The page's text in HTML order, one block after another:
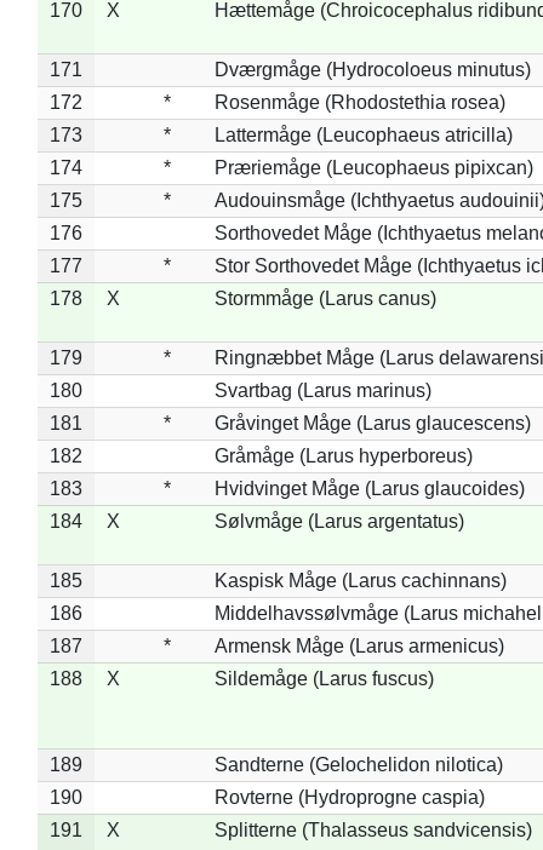
170
X Hættemåge (Chroicocephalus
171
Dværgmåge (Hydrocoloeus minutus)
172
*
Rosenmåge (Rhodostethia rosea)
173
*
Lattermåge (Leucophaeus atricilla)
174
*
Præriemåge (Leucophaeus pipixcan)
175
*
Audouinsmåge (Ichthyaetus
176
Sorthovedet Måge (Ichthyaetus
177
*
Stor Sorthovedet Måge (Ichthyaetus
178
X Stormmåge (Larus canus)
179 *
Ringnæbbet Måge (Larus
180
Svartbag (Larus marinus)
181
*
Gråvinget Måge (Larus glaucescens)
182
Gråmåge (Larus hyperboreus)
183
*
Hvidvinget Måge (Larus glaucoides)
184
X Sølvmåge (Larus argentatus)
185
Kaspisk Måge (Larus cachinnans)
186
Middelhavssølvmåge (Larus
187
*
Armensk Måge (Larus armenicus)
188
X Sildemåge (Larus fuscus)
189
Sandterne (Gelochelidon nilotica)
190
Rovterne (Hydroprogne caspia)
191
X Splitterne (Thalasseus sandvicensis)